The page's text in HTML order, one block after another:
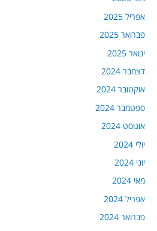
אפריל 2025
פברואר 2025
ינואר 2025
דצמבר 2024
אוקטובר 2024
ספטמבר 2024
אוגוסט 2024
יולי 2024
יוני 2024
מאי 2024
אפריל 2024
פברואר 2024